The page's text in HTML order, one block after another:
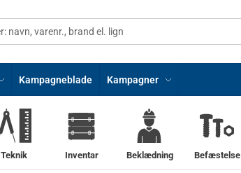
Kampagneblade Kampagner
Teknik Inventar Beklædning Befæstelse